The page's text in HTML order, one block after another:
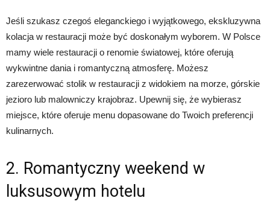
Jeśli szukasz czegoś eleganckiego i wyjątkowego, ekskluzywna
kolacja w restauracji może być doskonałym wyborem. W Polsce
mamy wiele restauracji o renomie światowej, które oferują
wykwintne dania i romantyczną atmosferę. Możesz
zarezerwować stolik w restauracji z widokiem na morze, górskie
jezioro lub malowniczy krajobraz. Upewnij się, że wybierasz
miejsce, które oferuje menu dopasowane do Twoich preferencji
kulinarnych.
2. Romantyczny weekend w
luksusowym hotelu